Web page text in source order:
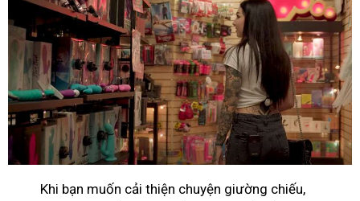
Khi bạn muốn cải thiện chuyện giường chiếu,